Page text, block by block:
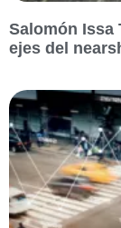
Salomón Issa
ejes del